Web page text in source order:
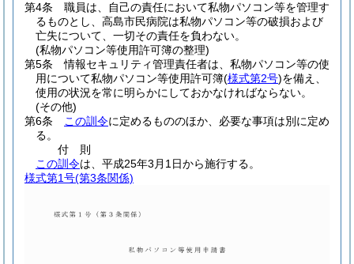
第4条
職員は、自己の責任において私物パソコン等を管理す
るものとし、高島市民病院は私物パソコン等の破損および
亡失について、一切その責任を負わない。
(私物パソコン等使用許可簿の整理)
第5条
情報セキュリティ管理責任者は、私物パソコン等の使
用について私物パソコン等使用許可簿(様式第2号)を備え、
使用の状況を常に明らかにしておかなければならない。
(その他)
第6条
この訓令に定めるもののほか、必要な事項は別に定め
る。
付 則
この訓令は、平成25年3月1日から施行する。
様式第1号(第3条関係)